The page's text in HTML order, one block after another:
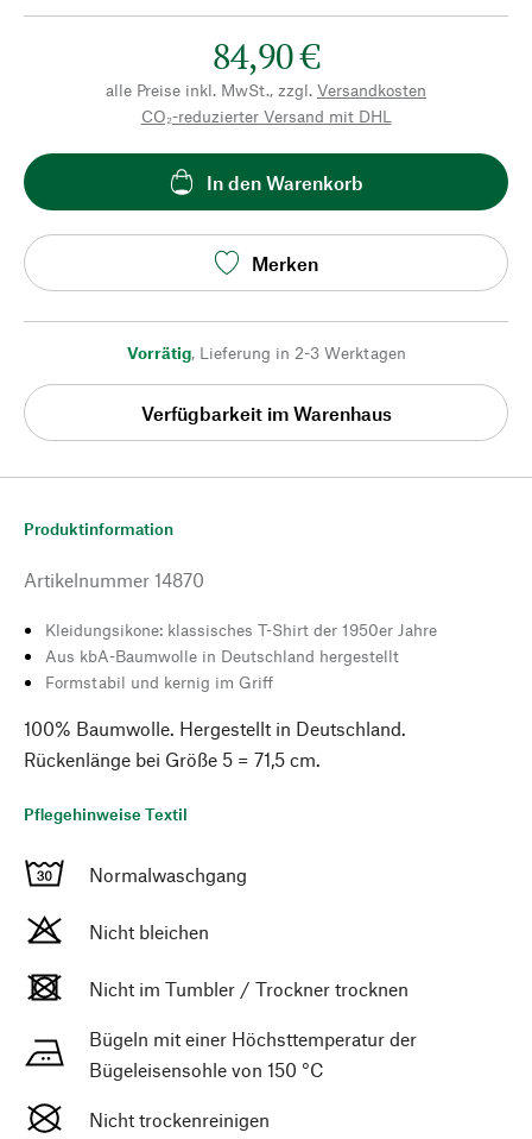
84,90 €
alle Preise inkl. MwSt., zzgl. Versandkosten
CO₂-reduzierter Versand mit DHL
In den Warenkorb
Merken
Vorrätig, Lieferung in 2-3 Werktagen
Verfügbarkeit im Warenhaus
Produktinformation
Artikelnummer 14870
Kleidungsikone: klassisches T-Shirt der 1950er Jahre
Aus kbA-Baumwolle in Deutschland hergestellt
Formstabil und kernig im Griff
100% Baumwolle. Hergestellt in Deutschland.
Rückenlänge bei Größe 5 = 71,5 cm.
Pflegehinweise Textil
Normalwaschgang
Nicht bleichen
Nicht im Tumbler / Trockner trocknen
Bügeln mit einer Höchsttemperatur der
Bügeleisensohle von 150 °C
Nicht trockenreinigen